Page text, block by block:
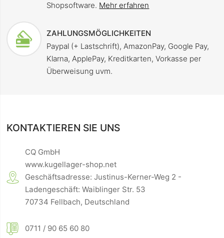
Shopsoftware. Mehr erfahren
ZAHLUNGSMÖGLICHKEITEN
Paypal (+ Lastschrift), AmazonPay, Google Pay,
Klarna, ApplePay, Kreditkarten, Vorkasse per
Überweisung uvm.
KONTAKTIEREN SIE UNS
CQ GmbH
www.kugellager-shop.net
Geschäftsadresse: Justinus-Kerner-Weg 2 -
Ladengeschäft: Waiblinger Str. 53
70734 Fellbach, Deutschland
0711 / 90 65 60 80